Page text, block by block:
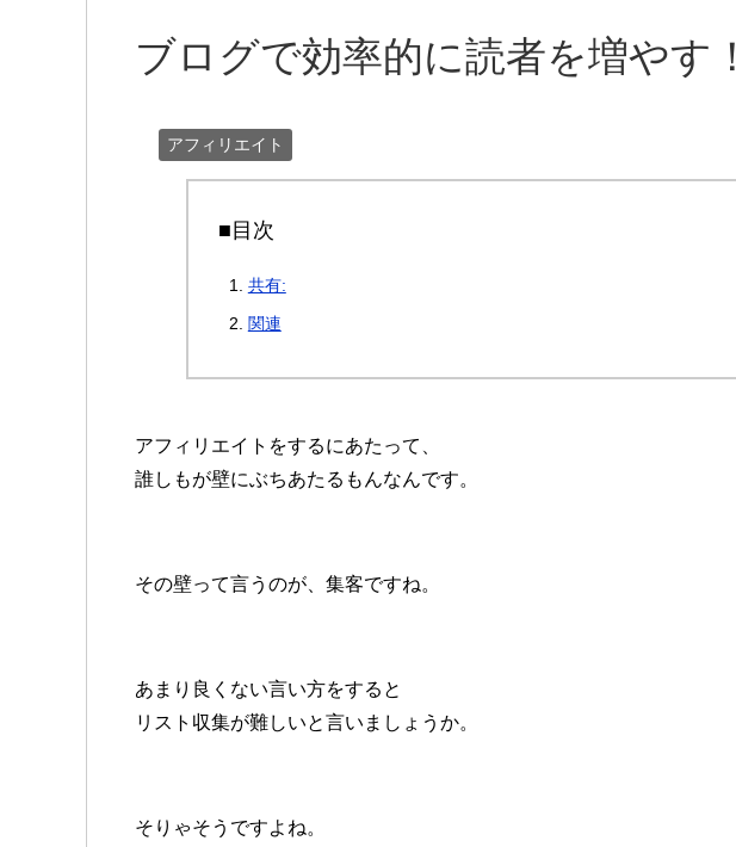
ブログで効率的に読者を増やす！
アフィリエイト
■目次
共有:
関連
アフィリエイトをするにあたって、
誰しもが壁にぶちあたるもんなんです。
その壁って言うのが、集客ですね。
あまり良くない言い方をすると
リスト収集が難しいと言いましょうか。
そりゃそうですよね。